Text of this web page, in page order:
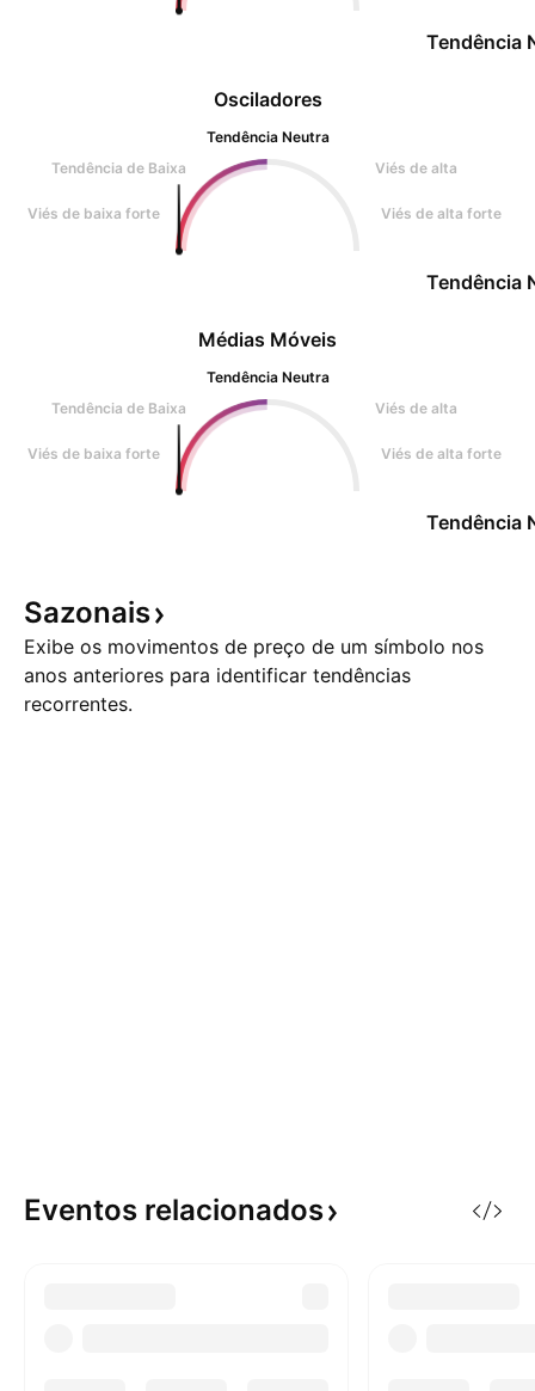
Osciladores
Tendência Neutra
Tendência de Baixa
Viés de alta
Viés de baixa forte Viés de alta forte
Tendência
Tendência
Médias Móveis
Tendência Neutra
Tendência de Baixa
Viés de alta
Viés de baixa forte Viés de alta forte
Tendência
Sazonais
Exibe os movimentos de preço de um símbolo nos
anos anteriores para identificar tendências
recorrentes.
Eventos relacionados